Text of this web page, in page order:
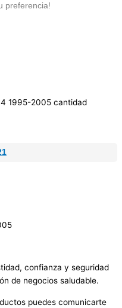
preferencia!
1995-2005 cantidad
confianza y seguridad
de negocios saludable.
puedes comunicarte